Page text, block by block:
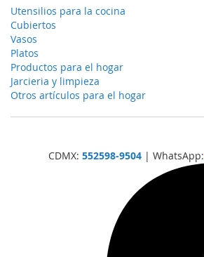
Utensilios para la cocina
Cubiertos
Vasos
Platos
Productos para el hogar
Jarcieria y limpieza
Otros artículos para el hogar
CDMX: 552598-9504| WhatsApp: